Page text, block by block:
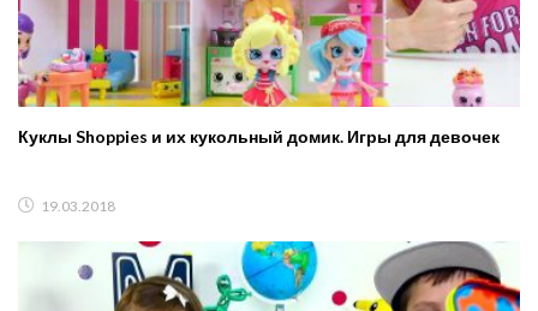
Куклы Shoppies и их кукольный домик. Игры для девочек
19.03.2018